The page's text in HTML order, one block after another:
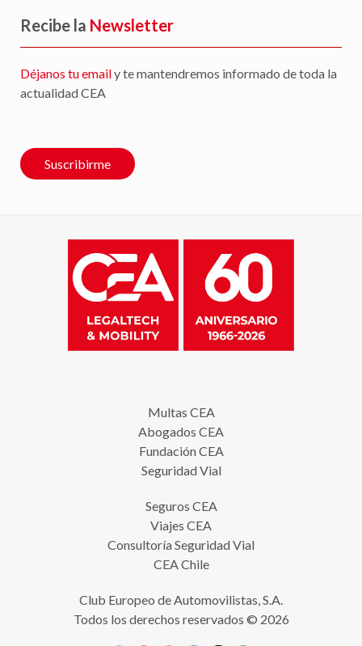
Recibe la Newsletter
Déjanos tu emaily te mantendremos informado de toda la
actualidad CEA
Suscribirme
Multas CEA
Abogados CEA
Fundación CEA
Seguridad Vial
Seguros CEA
Viajes CEA
Consultoría Seguridad Vial
CEA Chile
Club Europeo de Automovilistas, S.A.
Todos los derechos reservados © 2026